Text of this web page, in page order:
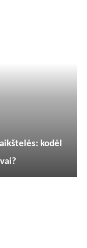
kodėl